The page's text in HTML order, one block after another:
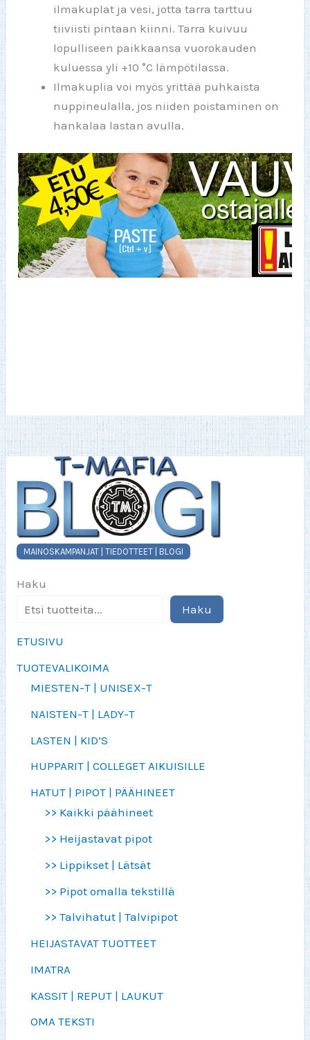
MAINOSKAMPANJAT | TIEDOTTEET | BLOGI
Haku
Haku
ETUSIVU
TUOTEVALIKOIMA
MIESTEN-T | UNISEX-T
NAISTEN-T | LADY-T
LASTEN | KID’S
HUPPARIT | COLLEGET AIKUISILLE
HATUT | PIPOT | PÄÄHINEET
>> Kaikki päähineet
>> Heijastavat pipot
>> Lippikset | Lätsät
>> Pipot omalla tekstillä
>> Talvihatut | Talvipipot
HEIJASTAVAT TUOTTEET
IMATRA
KASSIT | REPUT | LAUKUT
OMA TEKSTI
ilmakuplat ja vesi, jotta tarra tarttuu
tiiviisti pintaan kiinni. Tarra kuivuu
lopulliseen paikkaansa vuorokauden
kuluessa yli +10 °C lämpötilassa.
Ilmakuplia voi myös yrittää puhkaista
nuppineulalla, jos niiden poistaminen on
hankalaa lastan avulla.